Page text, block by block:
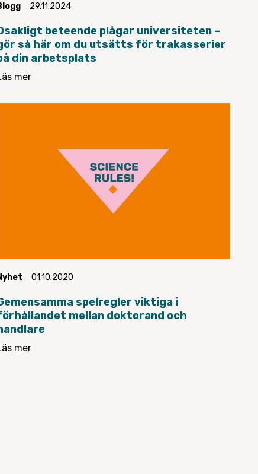
29.11.2024
beteende plågar universiteten –
så här om du utsätts för trakasserier
din arbetsplats
mer
01.10.2020
spelregler viktiga i
mellan doktorand och
mer